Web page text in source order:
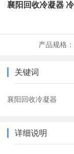
襄阳回收冷凝器
产品规格：
关键词
襄阳回收冷凝器
详细说明